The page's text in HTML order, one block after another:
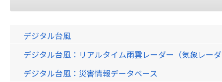
デジタル台風
デジタル台風：リアルタイム雨雲レーダー（気象レー
デジタル台風：災害情報データベース